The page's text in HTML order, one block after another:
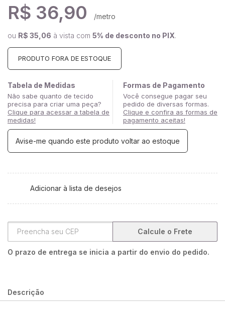
R$ 36,90 /metro
ou R$ 35,06 à vista com 5% de desconto no PIX.
Tabela de Medidas
Não sabe quanto de tecido
precisa para criar uma peça?
Clique para acessar a tabela de
medidas!
Formas de Pagamento
Você consegue pagar seu
pedido de diversas formas.
Clique e confira as formas de
pagamento aceitas!
Avise-me quando este produto voltar ao estoque
Adicionar à lista de desejos
Calcule o Frete
O prazo de entrega se inicia a partir do envio do pedido.
Descrição